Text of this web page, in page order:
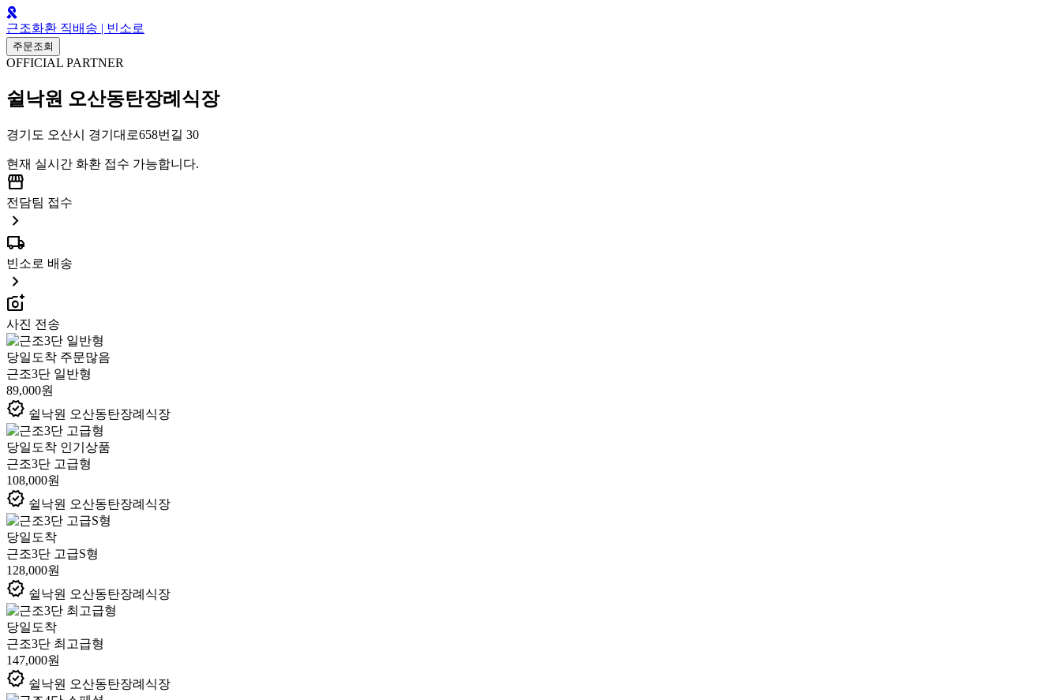
근조화환 직배송 | 빈소로
주문조회
OFFICIAL PARTNER
쉴낙원 오산동탄장례식장
경기도 오산시 경기대로658번길 30
현재 실시간 화환 접수 가능합니다.
storefront
전담팀 접수
chevron_right
local_shipping
빈소로 배송
chevron_right
add_a_photo
사진 전송
당일도착 주문많음
근조3단 일반형
89,000원
verified 쉴낙원 오산동탄장례식장
당일도착 인기상품
근조3단 고급형
108,000원
verified 쉴낙원 오산동탄장례식장
당일도착
근조3단 고급S형
128,000원
verified 쉴낙원 오산동탄장례식장
당일도착
근조3단 최고급형
147,000원
verified 쉴낙원 오산동탄장례식장